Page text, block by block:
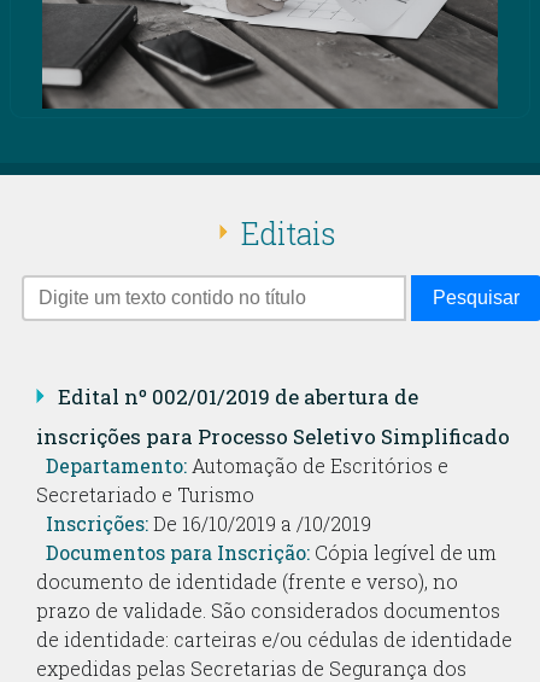
Editais
Pesquisar
Edital nº 002/01/2019 de abertura de
inscrições para Processo Seletivo Simplificado
Departamento: Automação de Escritórios e
Secretariado e Turismo
Inscrições:De 16/10/2019 a /10/2019
Documentos para Inscrição: Cópia legível de um
documento de identidade (frente e verso), no
prazo de validade. São considerados documentos
de identidade: carteiras e/ou cédulas de identidade
expedidas pelas Secretarias de Segurança dos